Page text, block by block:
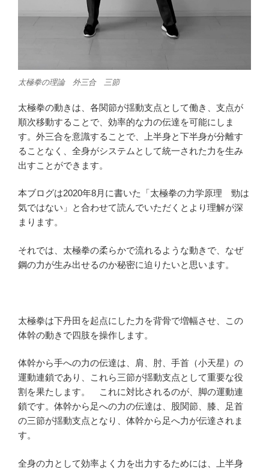
太極拳の理論 外三合 三節
太極拳の動きは、各関節が揺動支点として働き、支点が
順次移動することで、効率的な力の伝達を可能にしま
す。外三合を意識することで、上半身と下半身が分離す
ることなく、全身がシステムとして統一された力を生み
出すことができます。
本ブログは2020年8月に書いた「太極拳の力学原理 勁は
気ではない」と合わせて読んでいただくとより理解が深
まります。
それでは、太極拳の柔らかで流れるような動きで、なぜ
鋼の力が生み出せるのか秘密に迫りたいと思います。
太極拳は下丹田を起点にした力を背骨で増幅させ、この
体幹の動きで四肢を操作します。
体幹から手への力の伝達は、肩、肘、手首（小天星）の
運動連鎖であり、これら三節が揺動支点として重要な役
割を果たします。 これに対比されるのが、脚の運動連
鎖です。体幹から足への力の伝達は、股関節、膝、足首
の三節が揺動支点となり、体幹から足へ力が伝達されま
す。
全身の力として効率よく力を出力するためには、上半身